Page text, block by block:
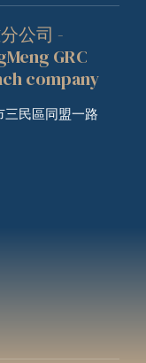
公司 -
GRC
company
三民區同盟一路